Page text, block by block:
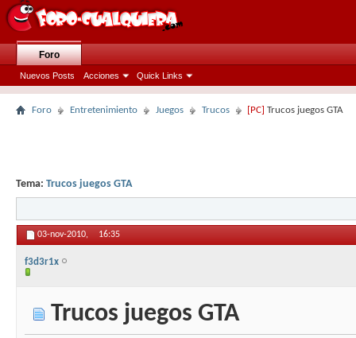
Foro
Nuevos Posts Acciones Quick Links
Foro Entretenimiento Juegos Trucos [PC] Trucos juegos GTA
Tema: Trucos juegos GTA
03-nov-2010, 16:35
f3d3r1x
Trucos juegos GTA